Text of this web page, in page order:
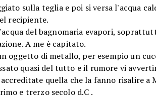
sulla teglia e poi si versa l'acqua
recipiente.
del bagnomaria evapori,
A me è capitato.
oggetto di metallo, per esempio un
quasi del tutto e il rumore vi
quella che la fanno risalire a
e trerzo secolo d.C .